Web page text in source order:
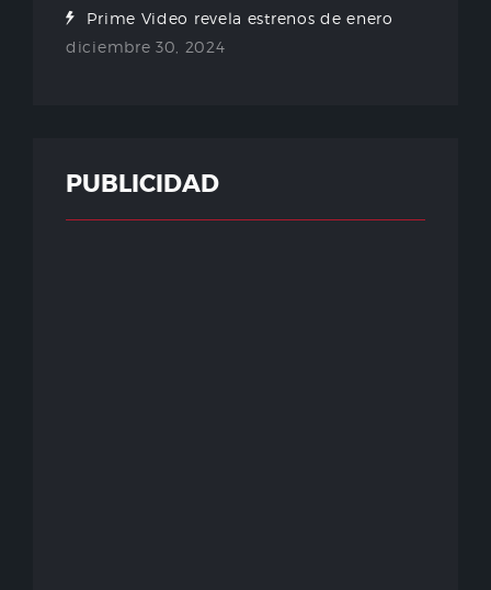
Prime Video revela estrenos de enero
diciembre 30, 2024
PUBLICIDAD